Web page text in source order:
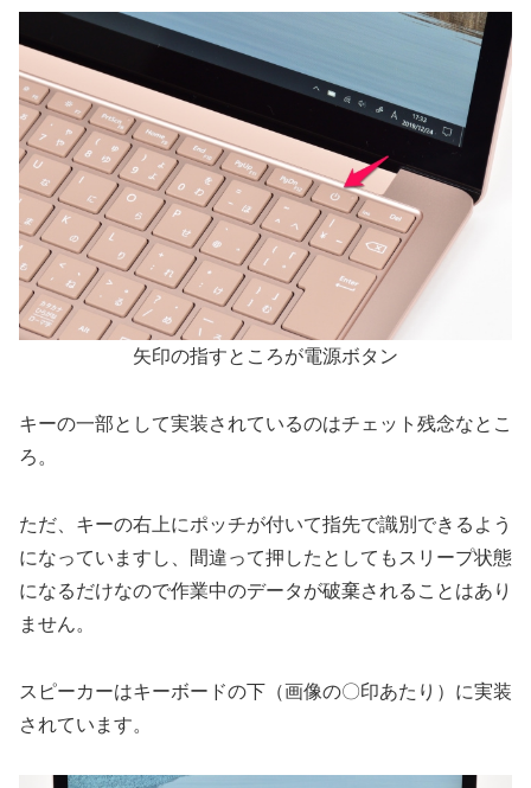
矢印の指すところが電源ボタン
キーの一部として実装されているのはチェット残念なとこ
ろ。
ただ、キーの右上にポッチが付いて指先で識別できるよう
になっていますし、間違って押したとしてもスリープ状態
になるだけなので作業中のデータが破棄されることはあり
ません。
スピーカーはキーボードの下（画像の〇印あたり）に実装
されています。